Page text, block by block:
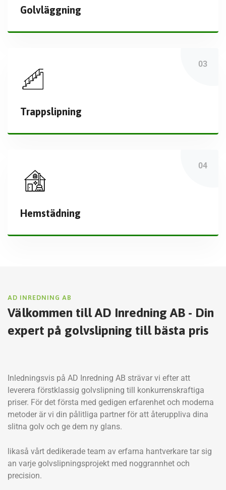
Golvläggning
Trappslipning
Hemstädning
AD INREDNING AB
Välkommen till AD Inredning AB - Din
expert på golvslipning till bästa pris
Inledningsvis på AD Inredning AB strävar vi efter att
leverera förstklassig golvslipning till konkurrenskraftiga
priser. För det första med gedigen erfarenhet och moderna
metoder är vi din pålitliga partner för att återuppliva dina
slitna golv och ge dem ny glans.
likaså vårt dedikerade team av erfarna hantverkare tar sig
an varje golvslipningsprojekt med noggrannhet och
precision.